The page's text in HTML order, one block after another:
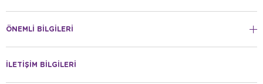
ÖNEMLİ BİLGİLERİ
İLETİŞİM BİLGİLERİ